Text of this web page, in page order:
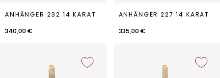
Anhänger
232
14
Karat
ANHÄNGER 232 14 KARAT
340,00 €
Anhänger
227
14
Karat
ANHÄNGER 227 14 KARAT
335,00 €